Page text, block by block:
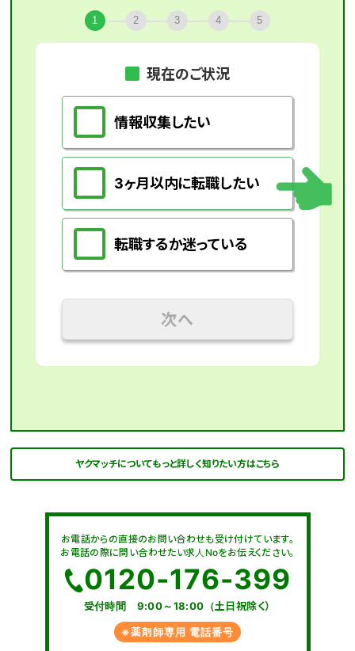
1 2 3 4 5
現在のご状況
情報収集したい
3ヶ月以内に転職したい
転職するか迷っている
次へ
ヤクマッチについてもっと詳しく知りたい方はこちら
お電話からの直接のお問い合わせも受け付けています。
お電話の際に問い合わせたい求人Noをお伝えください。
0120-176-399
受付時間 9:00～18:00（土日祝除く）
※薬剤師専用 電話番号